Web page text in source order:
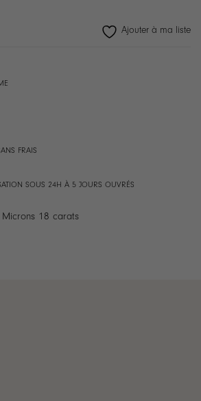
FRAIS
SOUS 24H À 5 JOURS OUVRÉS
18 carats